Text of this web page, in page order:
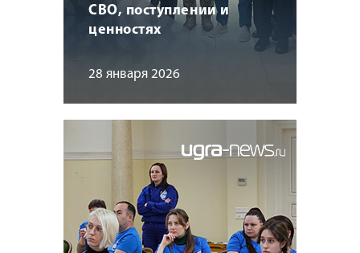
СВО, поступлении и
ценностях
28 января 2026